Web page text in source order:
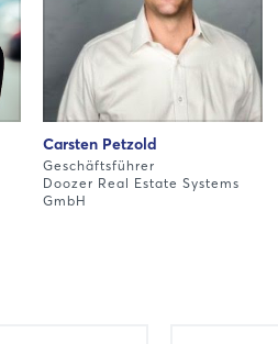
Carsten Petzold
Geschäftsführer
Doozer Real Estate Systems
GmbH